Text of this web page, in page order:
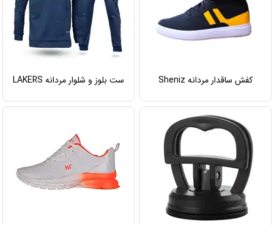
کفش ساقدار مردانه Sheniz ست بلوز و شلوار مردانه LAKERS